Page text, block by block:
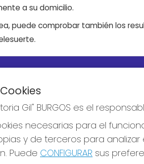
a su domicilio.
puede comprobar también los
GIL"
Gil" BURGOS es el
necesarias para el
y de terceros para
Puede CONFIGURAR sus